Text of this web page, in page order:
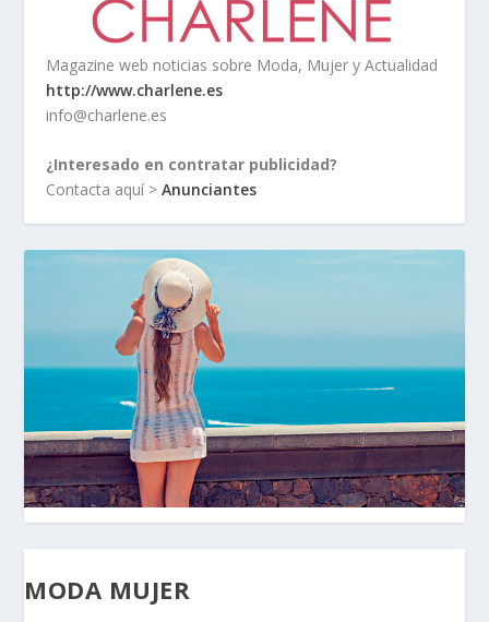
Magazine web noticias sobre Moda, Mujer y Actualidad
http://www.charlene.es
info@charlene.es
¿Interesado en contratar publicidad?
Contacta aquí >Anunciantes
MODA MUJER